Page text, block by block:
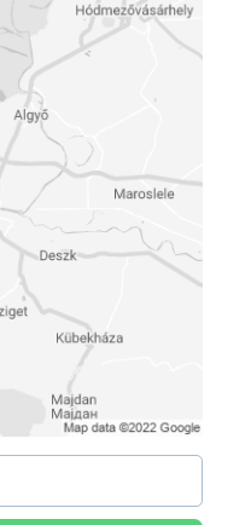
Somorjai
media/
-
; El Nino
;